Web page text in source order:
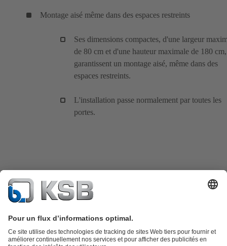
Montage aisé même dans des espaces restreints
Ses dimensions compactes, d'une largeur
de 80 cm et d'une hauteur maximale de 180 cm,
garantissent un montage aisé, même dans des
espaces restreints.
L'installation passe normalement par toutes les
portes.